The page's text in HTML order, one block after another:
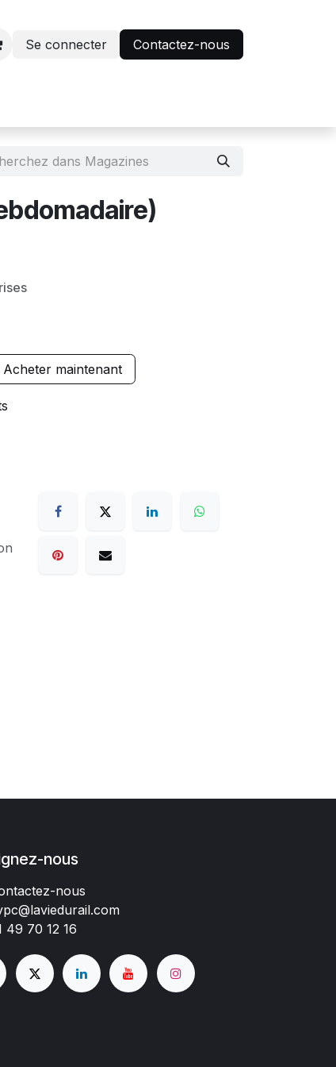
Se connecter Contactez-nous
Acheter maintenant
nous
nous
49 70 12 16